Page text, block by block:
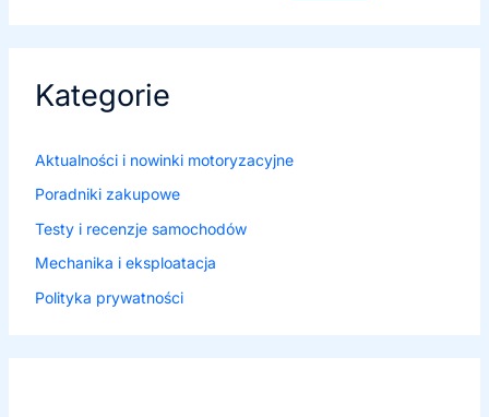
Kategorie
Aktualności i nowinki motoryzacyjne
Poradniki zakupowe
Testy i recenzje samochodów
Mechanika i eksploatacja
Polityka prywatności